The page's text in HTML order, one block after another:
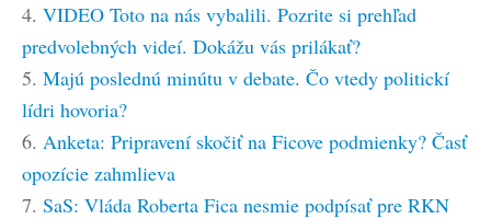
4. VIDEO Toto na nás vybalili. Pozrite si prehľad
predvolebných videí. Dokážu vás prilákať?
5. Majú poslednú minútu v debate. Čo vtedy politickí
lídri hovoria?
6. Anketa: Pripravení skočiť na Ficove podmienky? Časť
opozície zahmlieva
7. SaS: Vláda Roberta Fica nesmie podpísať pre RKN